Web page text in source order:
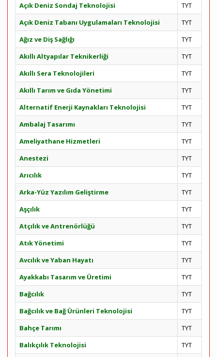
Açık Deniz Sondaj Teknolojisi
TYT
Açık Deniz Tabanı Uygulamaları Teknolojisi
TYT
Ağız ve Diş Sağlığı
TYT
Akıllı Altyapılar Teknikerliği
TYT
Akıllı Sera Teknolojileri
TYT
Akıllı Tarım ve Gıda Yönetimi
TYT
Alternatif Enerji Kaynakları Teknolojisi
TYT
Ambalaj Tasarımı
TYT
Ameliyathane Hizmetleri
TYT
Anestezi
TYT
Arıcılık
TYT
Arka-Yüz Yazılım Geliştirme
TYT
Aşçılık
TYT
Atçılık ve Antrenörlüğü
TYT
Atık Yönetimi
TYT
Avcılık ve Yaban Hayatı
TYT
Ayakkabı Tasarım ve Üretimi
TYT
Bağcılık
TYT
Bağcılık ve Bağ Ürünleri Teknolojisi
TYT
Bahçe Tarımı
TYT
Balıkçılık Teknolojisi
TYT